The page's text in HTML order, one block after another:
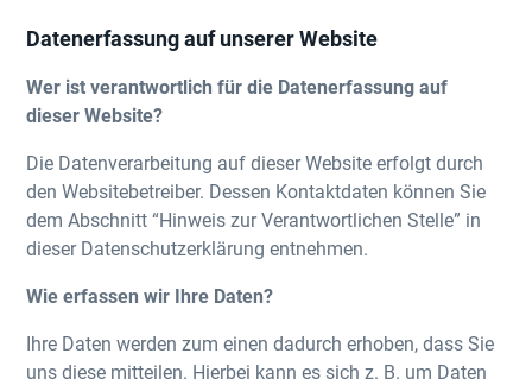
Datenerfassung auf unserer Website
Wer ist verantwortlich für die Datenerfassung auf
dieser Website?
Die Datenverarbeitung auf dieser Website erfolgt durch
den Websitebetreiber. Dessen Kontaktdaten können Sie
dem Abschnitt “Hinweis zur Verantwortlichen Stelle” in
dieser Datenschutzerklärung entnehmen.
Wie erfassen wir Ihre Daten?
Ihre Daten werden zum einen dadurch erhoben, dass Sie
uns diese mitteilen. Hierbei kann es sich z. B. um Daten